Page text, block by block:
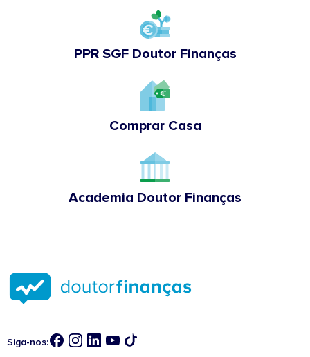
PPR SGF Doutor Finanças
Comprar Casa
Academia Doutor Finanças
Siga-nos: